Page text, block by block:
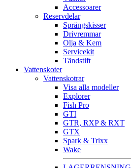
Accessoarer
Reservdelar
Sprängskisser
Drivremmar
Olja & Kem
Servicekit
Tändstift
Vattenskoter
Vattenskotrar
Visa alla modeller
Explorer
Fish Pro
GTI
GTR, RXP & RXT
GTX
Spark & Trixx
Wake